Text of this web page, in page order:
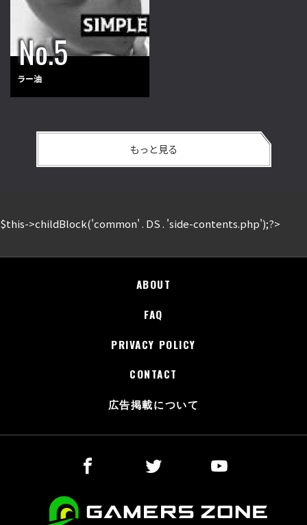
ラー油
もっと見る
$this->childBlock('common' . DS . 'side-contents.php');?>
ABOUT
FAQ
PRIVACY POLICY
CONTACT
広告掲載について